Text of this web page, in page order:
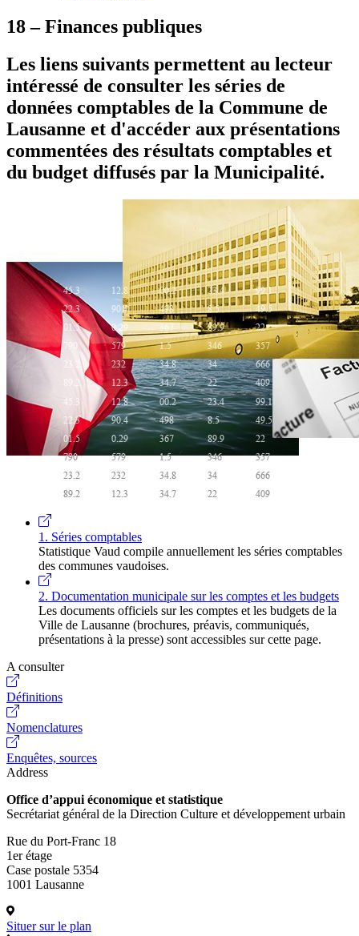
18 – Finances publiques
Les liens suivants permettent au lecteur
intéressé de consulter les séries de
données comptables de la Commune de
Lausanne et d'accéder aux présentations
commentées des résultats comptables et
du budget diffusés par la Municipalité.
1. Séries comptables
Statistique Vaud compile annuellement les séries comptables
des communes vaudoises.
2. Documentation municipale sur les comptes et les budgets
Les documents officiels sur les comptes et les budgets de la
Ville de Lausanne (brochures, préavis, communiqués,
présentations à la presse) sont accessibles sur cette page.
A consulter
Définitions
Nomenclatures
Enquêtes, sources
Address
Office d’appui économique et statistique
Secrétariat général de la Direction Culture et développement urbain
Rue du Port-Franc 18
1er étage
Case postale 5354
1001 Lausanne
Situer sur le plan